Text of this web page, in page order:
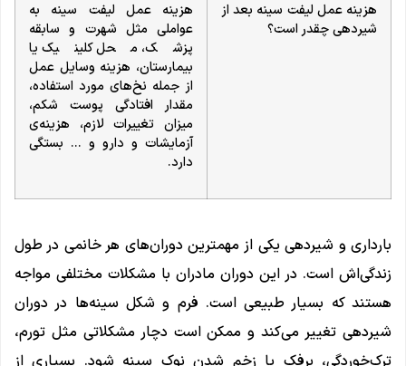
هزینه عمل لیفت سینه بعد از
شیردهی چقدر است؟
هزینه عمل لیفت سینه به
عواملی مثل شهرت و سابقه
پزشک، محل کلینیک یا
بیمارستان، هزینه وسایل عمل
از جمله نخ‌های مورد استفاده،
مقدار افتادگی پوست شکم،
میزان تغییرات لازم، هزینه‌ی
آزمایشات و دارو و … بستگی
دارد.
بارداری و شیردهی یکی از مهمترین دوران‌های هر خانمی در طول
زندگی‌اش است. در این دوران مادران با مشکلات مختلفی مواجه
هستند که بسیار طبیعی است. فرم و شکل سینه‌ها در دوران
شیردهی تغییر می‌کند و ممکن است دچار مشکلاتی مثل تورم،